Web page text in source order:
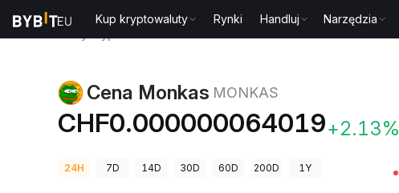
Kup kryptowaluty Rynki Handluj Narzędzia
Cena Monkas MONKAS
CHF0.000000064019+2.13%
24H 7D 14D 30D 60D 200D 1Y